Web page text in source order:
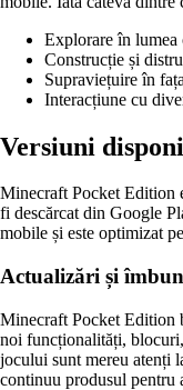
Explorare în
Construcție și
Supraviețuire în
Interacțiune cu
Versiuni
Minecraft Pocket Edition
fi descărcat din Google
mobile și este optimizat
Actualizări și
Minecraft Pocket Edition
noi funcționalități,
jocului sunt mereu atenți
continuu produsul pentru